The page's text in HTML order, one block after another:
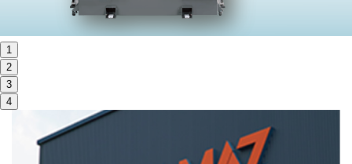
サステナビリティ
お問い合わせ
1
2
3
4